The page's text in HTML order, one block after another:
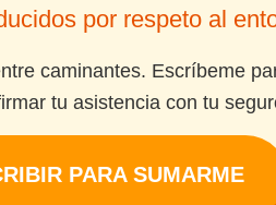
por respeto al
caminantes. Escríbeme
tu asistencia con tu
PARA SUMARME